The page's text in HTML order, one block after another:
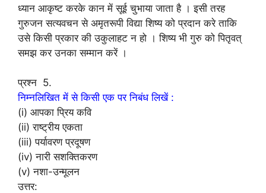
ध्यान आकृष्ट करके कान में सूई चुभाया जाता है । इसी तरह
गुरुजन सत्यवचन से अमृतरूपी विद्या शिष्य को प्रदान करे ताकि
उसे किसी प्रकार की उकुलाहट न हो । शिष्य भी गुरु को पितृवत्
समझ कर उनका सम्मान करें ।
प्रश्न 5.
निम्नलिखित में से किसी एक पर निबंध लिखें :
(i) आपका प्रिय कवि
(ii) राष्ट्रीय एकता
(iii) पर्यावरण प्रदूषण
(iv) नारी सशक्तिकरण
(v) नशा-उन्मूलन
उत्तर: